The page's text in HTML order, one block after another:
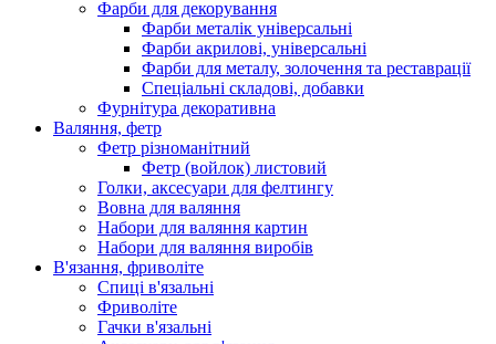
Фарби для декорування
Фарби металік універсальні
Фарби акрилові, універсальні
Фарби для металу, золочення та реставрації
Спеціальні складові, добавки
Фурнітура декоративна
Валяння, фетр
Фетр різноманітний
Фетр (войлок) листовий
Голки, аксесуари для фелтингу
Вовна для валяння
Набори для валяння картин
Набори для валяння виробів
В'язання, фриволіте
Спиці в'язальні
Фриволіте
Гачки в'язальні